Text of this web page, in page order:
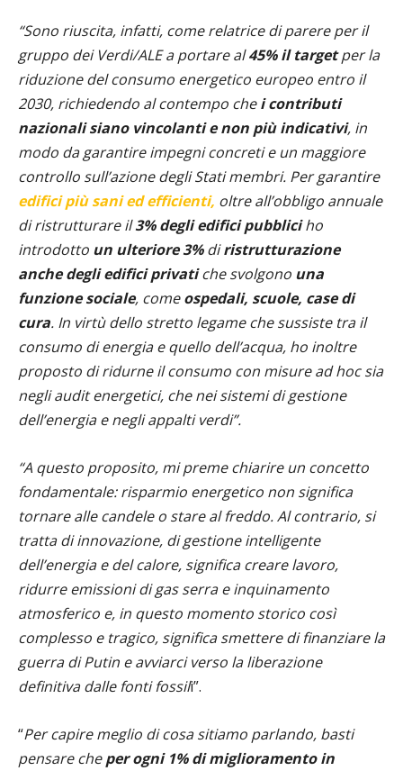
“Sono riuscita, infatti, come relatrice di parere per il
gruppo dei Verdi/ALE a portare al 45% il targetper la
riduzione del consumo energetico europeo entro il
2030, richiedendo al contempo chei contributi
nazionali siano vincolanti e non più indicativi, in
modo da garantire impegni concreti e un maggiore
controllo sull’azione degli Stati membri. Per garantire
edifici più sani ed efficienti, oltre all’obbligo annuale
di ristrutturare il3% degli edifici pubbliciho
introdotto un ulteriore 3%diristrutturazione
anche degli edifici privatiche svolgono una
funzione sociale, comeospedali, scuole, case di
cura. In virtù dello stretto legame che sussiste tra il
consumo di energia e quello dell’acqua, ho inoltre
proposto di ridurne il consumo con misure ad hoc sia
negli audit energetici, che nei sistemi di gestione
dell’energia e negli appalti verdi”.
“A questo proposito, mi preme chiarire un concetto
fondamentale: risparmio energetico non significa
tornare alle candele o stare al freddo. Al contrario, si
tratta di innovazione, di gestione intelligente
dell’energia e del calore, significa creare lavoro,
ridurre emissioni di gas serra e inquinamento
atmosferico e, in questo momento storico così
complesso e tragico, significa smettere di finanziare la
guerra di Putin e avviarci verso la liberazione
definitiva dalle fonti fossili”.
“Per capire meglio di cosa sitiamo parlando, basti
pensare cheper ogni 1% di miglioramento in